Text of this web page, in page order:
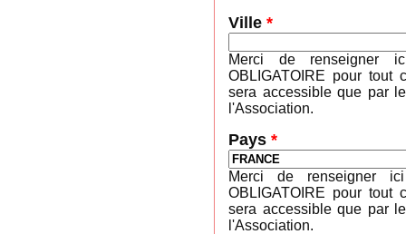
Ville *
Merci de renseigner
OBLIGATOIRE pour tout
sera accessible que par
l'Association.
Pays *
Merci de renseigner
OBLIGATOIRE pour tout
sera accessible que par
l'Association.